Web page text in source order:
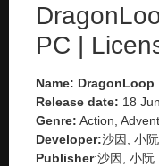
PC |
Name: DragonLoop
Release date: 18
Genre: Action,
Developer:沙因, 小阮
Publisher:沙因, 小阮